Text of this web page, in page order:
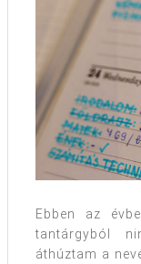
Ebben az
tantárgyból
áthúztam a